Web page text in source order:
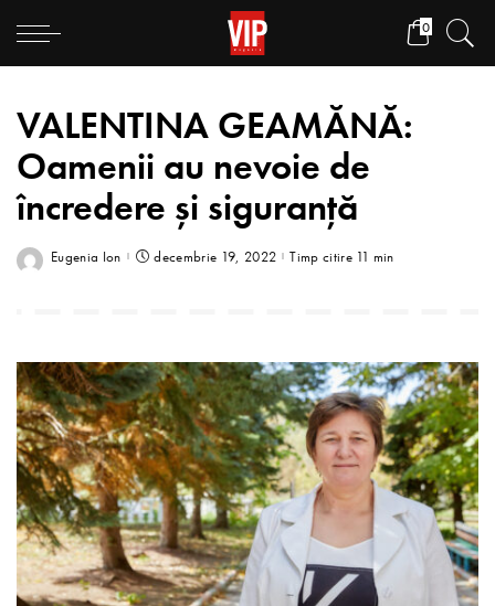
0
VALENTINA GEAMĂNĂ:
Oamenii au nevoie de
încredere și siguranță
Eugenia Ion decembrie 19, 2022 Timp citire 11 min